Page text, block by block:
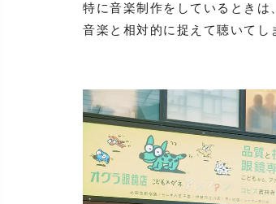
特に音楽制作をしているとき
音楽と相対的に捉えて聴いてし